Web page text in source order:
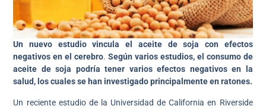
Un nuevo estudio vincula el aceite de soja con efectos
negativos en el cerebro.Según varios estudios, el consumo de
aceite de soja podría tener varios efectos negativos en la
salud, los cuales se han investigado principalmente en ratones.
Un reciente estudio de la Universidad de California en Riverside